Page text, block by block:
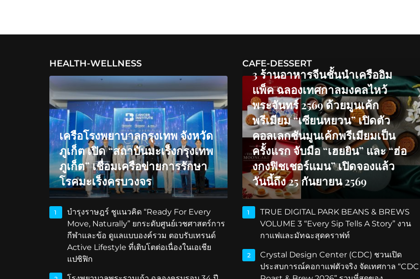
HEALTH-WELLNESS
เครือโรงพยาบาลกรุงเทพ จังหวัด
ภูเก็ต เปิด “สถาบันมะเร็งกรุงเทพ
ภูเก็ต” เชื่อมเครือข่ายการรักษา
โรคมะเร็งครบวงจร
1
บำรุงราษฎร์ ชูแนวคิด “Ready For Every
Move, Naturally” ยกระดับศูนย์เวชศาสตร์การ
กีฬาและข้อ ดูแลแบบองค์รวม ตอบรับเทรนด์
Active Lifestyle ที่เติบโตต่อเนื่องในเอเชีย
แปซิฟิก
CAFE-DESSERT
3 ร้านอาหารจีนชั้นนำเครืออิม
แพ็ค ฉลองเทศกาลมงคลไหว้
พระจันทร์ 2569 ด้วยมูนเค้ก
พรีเมียม “เซียนหยวน” เปิดตัว
คอลเลกชันมูนเค้กพรีเมียมเป็น
ครั้งแรก จับมือ “เฮยยิน” และ “ฮ่อ
งกงฟิชเชอร์แมน” เปิดจองแล้ว
วันนี้ถึง 25 กันยายน 2569
1
TRUE DIGITAL PARK BEANS & BREWS
VOLUME 3 “Every Sip Tells A Story” งาน
กาแฟและมัทฉะสุดคราฟท์
2
Crystal Design Center (CDC) ชวนเปิด
ประสบการณ์คอกาแฟตัวจริง จัดเทศกาล “CDC